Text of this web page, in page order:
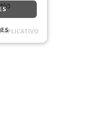
APLICATIVO